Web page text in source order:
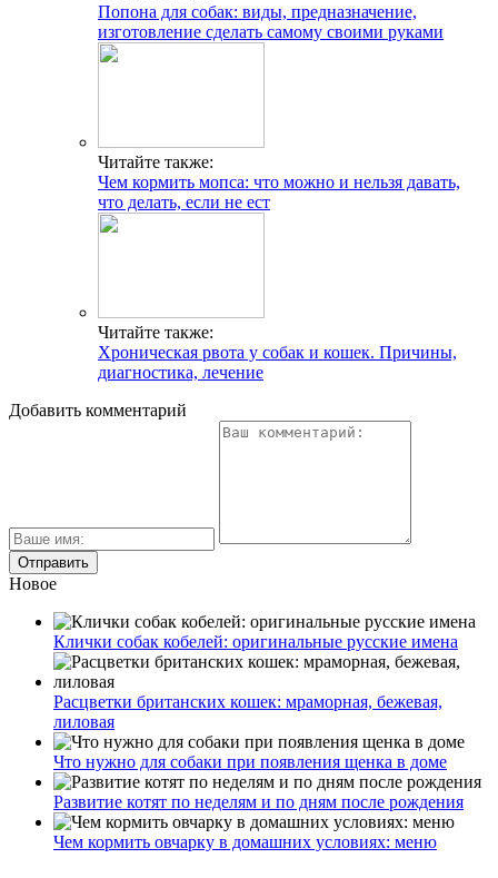
Попона для собак: виды, предназначение,
изготовление сделать самому своими руками
Читайте также:
Чем кормить мопса: что можно и нельзя давать,
что делать, если не ест
Читайте также:
Хроническая рвота у собак и кошек. Причины,
диагностика, лечение
Добавить комментарий
Новое
Клички собак кобелей: оригинальные русские имена
Расцветки британских кошек: мраморная, бежевая,
лиловая
Что нужно для собаки при появления щенка в доме
Развитие котят по неделям и по дням после рождения
Чем кормить овчарку в домашних условиях: меню